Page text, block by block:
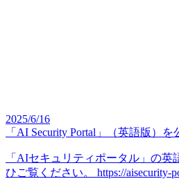
2025/6/16
「AI Security Portal」（英語版）
「AIセキュリティポータル」の
ひご覧ください。 https://aisecurity-